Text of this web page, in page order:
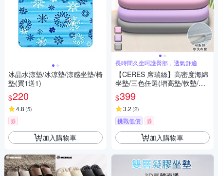
冰晶水涼墊/冰涼墊/涼感坐墊/椅
墊(買1送1)
$220
4.8 (5)
券
加入購物車
長時間久坐呵護臀部，透氣舒適
【CERES 席瑞絲】高密度海綿
坐墊/三色任選(增高墊/軟墊/沙
發墊/透氣坐墊/椅墊)(B016)
$399
3.2 (2)
挑戰低價 券
加入購物車